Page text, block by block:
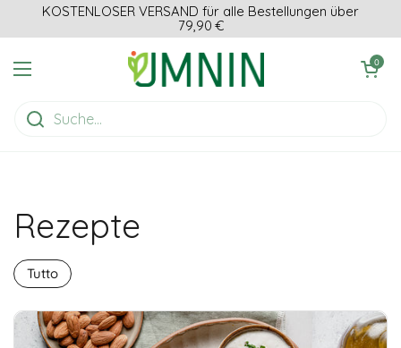
Zum Inhalt springen
KOSTENLOSER VERSAND für alle Bestellungen über
79,90 €
Menü öffnen
Einkaufswagen
0
Rezepte
Tutto